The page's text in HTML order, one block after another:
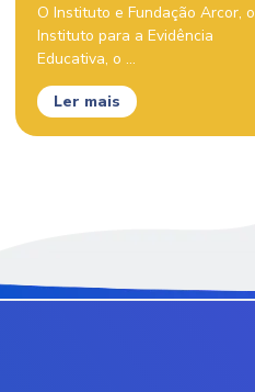
O Instituto e Fundação Arcor, o
Instituto para a Evidência
Educativa, o ...
Ler mais